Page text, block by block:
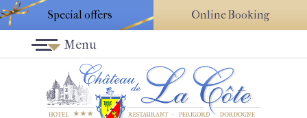
Special offers Online Booking
Menu